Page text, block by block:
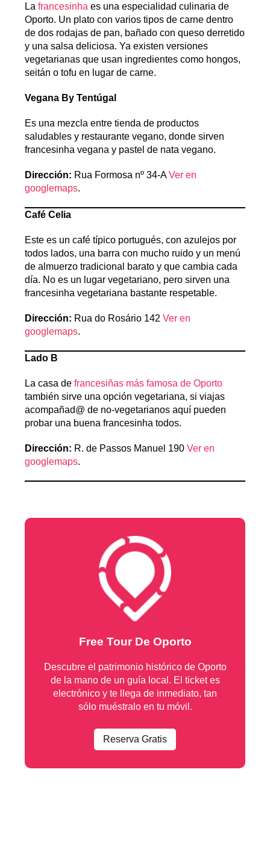
Lafrancesinha es una especialidad culinaria de
Oporto. Un plato con varios tipos de carne dentro
de dos rodajas de pan, bañado con queso derretido
y una salsa deliciosa. Ya existen versiones
vegetarianas que usan ingredientes como hongos,
seitán o tofu en lugar de carne.
Vegana By Tentúgal
Es una mezcla entre tienda de productos
saludables y restaurante vegano, donde sirven
francesinha vegana y pastel de nata vegano.
Dirección: Rua Formosa nº 34-AVer en
googlemaps.
Café Celia
Este es un café típico portugués, con azulejos por
todos lados, una barra con mucho ruido y un menú
de almuerzo tradicional barato y que cambia cada
día. No es un lugar vegetariano, pero sirven una
francesinha vegetariana bastante respetable.
Dirección: Rua do Rosário 142 Ver en
googlemaps.
Lado B
La casa defrancesiñas más famosa de Oporto
también sirve una opción vegetariana, si viajas
acompañad@ de no-vegetarianos aquí pueden
probar una buena francesinha todos.
Dirección: R. de Passos Manuel 190Ver en
googlemaps.
Free Tour De Oporto
Descubre el patrimonio histórico de Oporto
de la mano de un guía local. El ticket es
electrónico y te llega de inmediato, tan
sólo muéstralo en tu móvil.
Reserva Gratis